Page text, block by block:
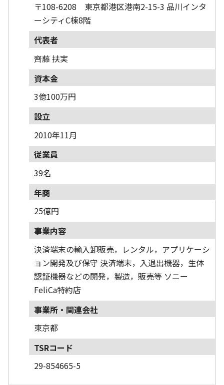
〒108-6208 東京都港区港南2-15-3 品川インタ
ーシティC棟8階
代表者
齊藤 扶実
資本金
3億100万円
設立
2010年11月
従業員
39名
年商
25億円
事業内容
決済端末の輸入卸販売，レンタル，アプリケーシ
ョン開発及び保守 決済端末，入退出機器，生体
認証機器などの開発，製造，販売等 ソニー
FeliCa特約店
事業所・関連会社
東京都
TSRコード
29-854665-5